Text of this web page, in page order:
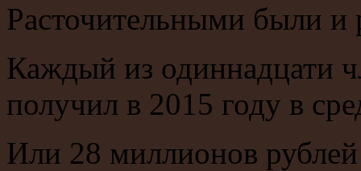
Расточительными были и
Каждый из одиннадцати
получил в 2015 году в
Или 28 миллионов